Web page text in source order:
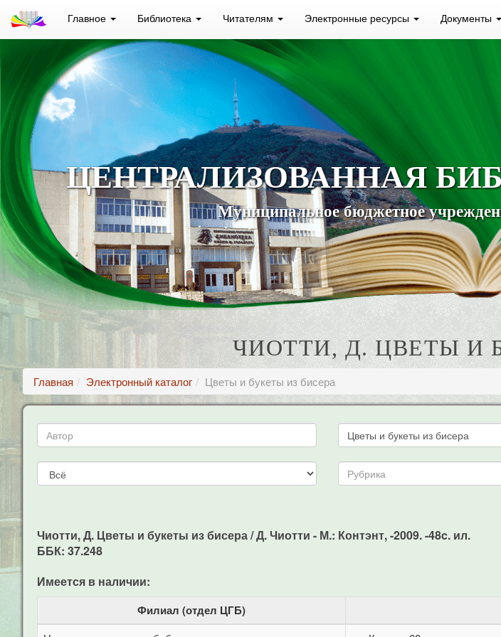
Главное Библиотека Читателям Электронные ресурсы Документы
ЦЕНТРАЛИЗОВАННАЯ
Муниципальное бюджетное
ЧИОТТИ, Д. ЦВЕТЫ И
Главная Электронный каталог Цветы и букеты из бисера
Чиотти, Д. Цветы и букеты из бисера / Д. Чиотти - М.: Контэнт, -2009. -48c. ил.
ББК: 37.248
Имеется в наличии:
Филиал (отдел ЦГБ)